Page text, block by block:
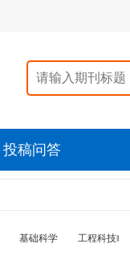
投稿问答
基础科学 工程科技‖